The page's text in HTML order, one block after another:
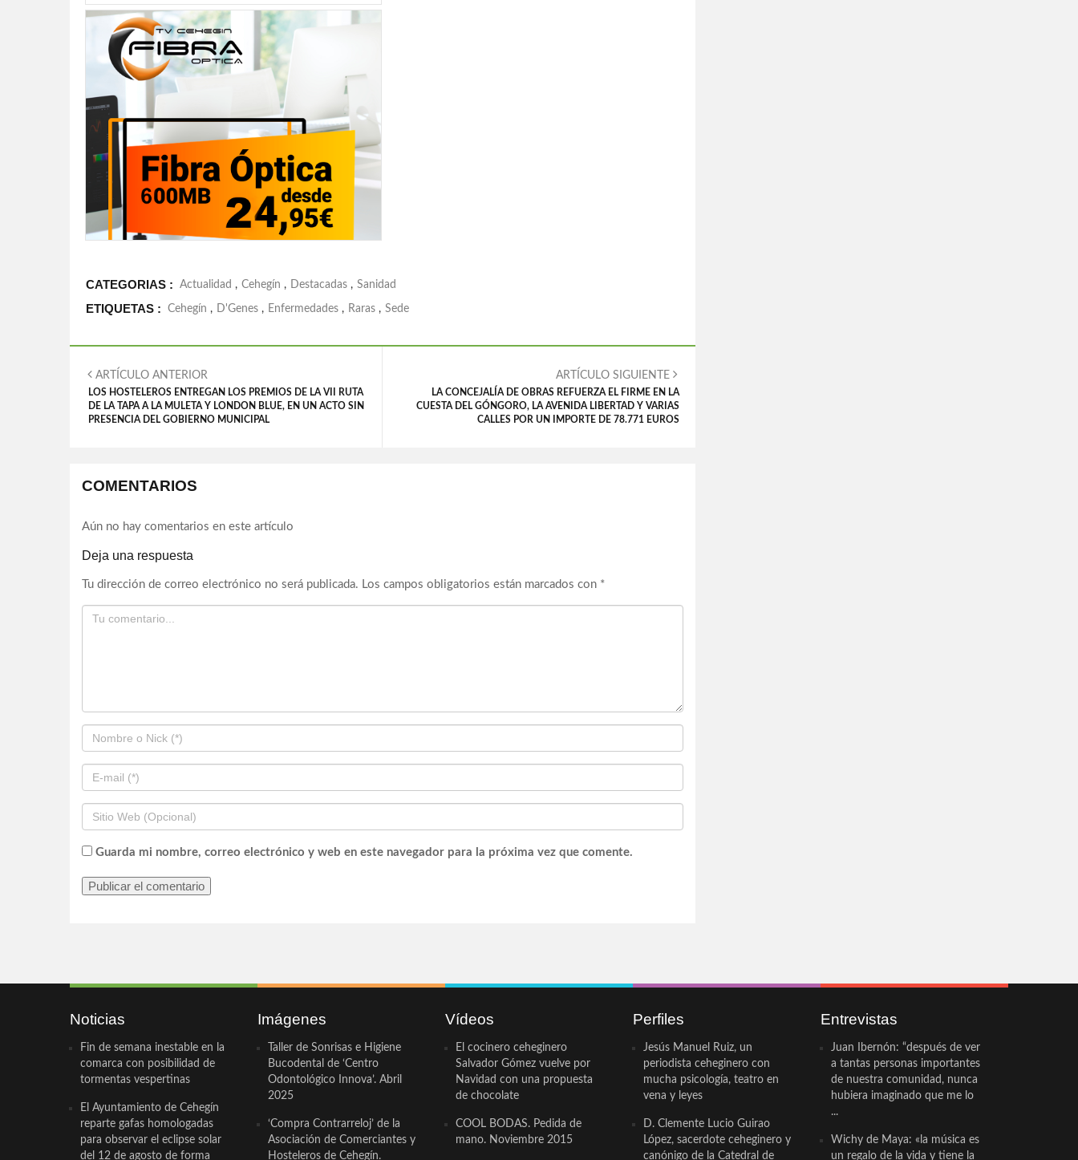
CATEGORIAS : Actualidad , Cehegín , Destacadas , Sanidad
ETIQUETAS : Cehegín , D'Genes , Enfermedades , Raras , Sede
ARTÍCULO ANTERIOR
LOS HOSTELEROS ENTREGAN LOS PREMIOS DE LA VII RUTA
DE LA TAPA A LA MULETA Y LONDON BLUE, EN UN ACTO SIN
PRESENCIA DEL GOBIERNO MUNICIPAL
ARTÍCULO SIGUIENTE
LA CONCEJALÍA DE OBRAS REFUERZA EL FIRME EN LA
CUESTA DEL GÓNGORO, LA AVENIDA LIBERTAD Y VARIAS
CALLES POR UN IMPORTE DE 78.771 EUROS
COMENTARIOS
Aún no hay comentarios en este artículo
Deja una respuesta
Tu dirección de correo electrónico no será publicada. Los campos obligatorios están marcados con *
Guarda mi nombre, correo electrónico y web en este navegador para la próxima vez que comente.
Noticias
Fin de semana inestable en la
comarca con posibilidad de
tormentas vespertinas
El Ayuntamiento de Cehegín
reparte gafas homologadas
para observar el eclipse solar
del 12 de agosto de forma
Imágenes
Taller de Sonrisas e Higiene
Bucodental de ‘Centro
Odontológico Innova’. Abril
2025
‘Compra Contrarreloj’ de la
Asociación de Comerciantes y
Hosteleros de Cehegín.
Vídeos
El cocinero ceheginero
Salvador Gómez vuelve por
Navidad con una propuesta
de chocolate
COOL BODAS. Pedida de
mano. Noviembre 2015
Perfiles
Jesús Manuel Ruiz, un
periodista ceheginero con
mucha psicología, teatro en
vena y leyes
D. Clemente Lucio Guirao
López, sacerdote ceheginero y
canónigo de la Catedral de
Entrevistas
Juan Ibernón: “después de ver
a tantas personas importantes
de nuestra comunidad, nunca
hubiera imaginado que me lo
...
Wichy de Maya: «la música es
un regalo de la vida y tiene la